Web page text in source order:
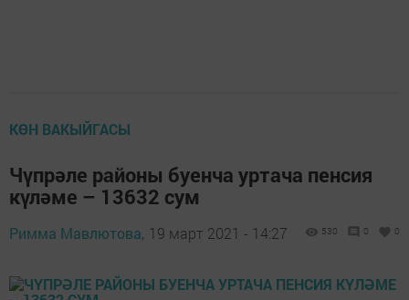
КӨН ВАКЫЙГАСЫ
Чүпрәле районы буенча уртача пенсия
күләме – 13632 сум
Римма Мавлютова, 19 март 2021 - 14:27 530 0 0